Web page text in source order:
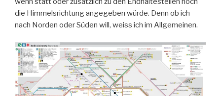
die Himmelsrichtung angegeben würde. Denn ob ich
nach Norden oder Süden will, weiss ich im Allgemeinen.